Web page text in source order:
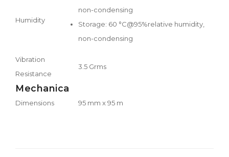
Humidity
non-condensing
Storage: 60 °C@95%relative humidity,
non-condensing
Vibration
Resistance
3.5 Grms
Mechanica
Dimensions 95 mm x 95 m